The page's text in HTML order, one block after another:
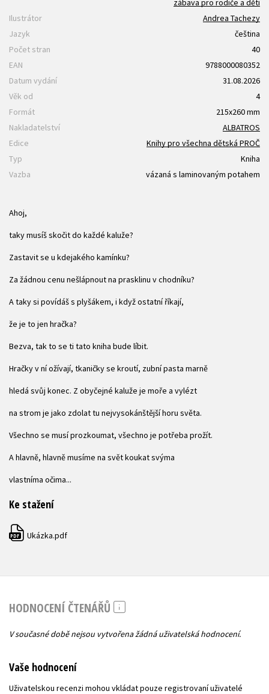
zábava pro rodiče a děti
Ilustrátor
Andrea Tachezy
Jazyk
čeština
Počet stran
40
EAN
9788000080352
Datum vydání
31.08.2026
Věk od
4
Formát
215x260 mm
Nakladatelství
ALBATROS
Edice
Knihy pro všechna dětská PROČ
Typ
Kniha
Vazba
vázaná s laminovaným potahem
Ahoj,
taky musíš skočit do každé kaluže?
Zastavit se u kdejakého kamínku?
Za žádnou cenu nešlápnout na prasklinu v chodníku?
A taky si povídáš s plyšákem, i když ostatní říkají,
že je to jen hračka?
Bezva, tak to se ti tato kniha bude líbit.
Hračky v ní ožívají, tkaničky se kroutí, zubní pasta marně
hledá svůj konec. Z obyčejné kaluže je moře a vylézt
na strom je jako zdolat tu nejvysokánštější horu světa.
Všechno se musí prozkoumat, všechno je potřeba prožít.
A hlavně, hlavně musíme na svět koukat svýma
vlastníma očima...
Ke stažení
PDF Ukázka.pdf
HODNOCENÍ ČTENÁŘŮ
V současné době nejsou vytvořena žádná uživatelská hodnocení.
Vaše hodnocení
Uživatelskou recenzi mohou vkládat pouze registrovaní uživatelé